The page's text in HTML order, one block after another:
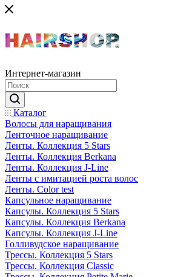
Интернет-магазин
Каталог
Волосы для наращивания
Ленточное наращивание
Ленты. Коллекция 5 Stars
Ленты. Коллекция Berkana
Ленты. Коллекция J-Line
Ленты с имитацией роста волос
Ленты. Color test
Капсульное наращивание
Капсулы. Коллекция 5 Stars
Капсулы. Коллекция Berkana
Капсулы. Коллекция J-Line
Голливудское наращивание
Трессы. Коллекция 5 Stars
Трессы. Коллекция Classic